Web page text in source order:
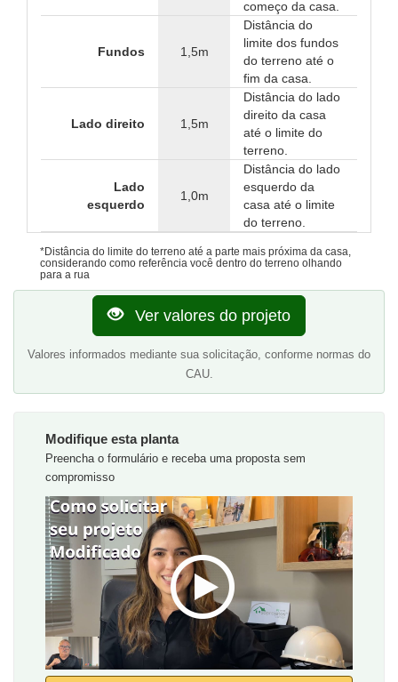
começo da casa.
Fundos 1,5m
Distância do
limite dos fundos
do terreno até o
fim da casa.
Lado direito 1,5m
Distância do lado
direito da casa
até o limite do
terreno.
Lado
esquerdo
1,0m
Distância do lado
esquerdo da
casa até o limite
do terreno.
*Distância do limite do terreno até a parte mais próxima da casa,
considerando como referência você dentro do terreno olhando
para a rua
Ver valores do projeto
Valores informados mediante sua solicitação, conforme normas do
CAU.
Modifique esta planta
Preencha o formulário e receba uma proposta sem
compromisso